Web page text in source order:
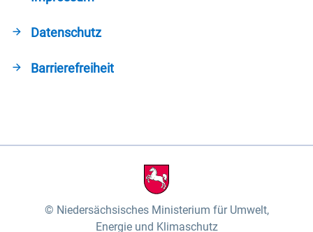
Datenschutz
Barrierefreiheit
Niedersächsisches Ministerium für Umwelt,
Energie und Klimaschutz